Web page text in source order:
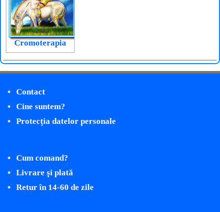
Cromoterapia
Contact
Cine suntem?
Protecţia datelor personale
Cum comand?
Livrare şi plată
Retur în 14-60 de zile